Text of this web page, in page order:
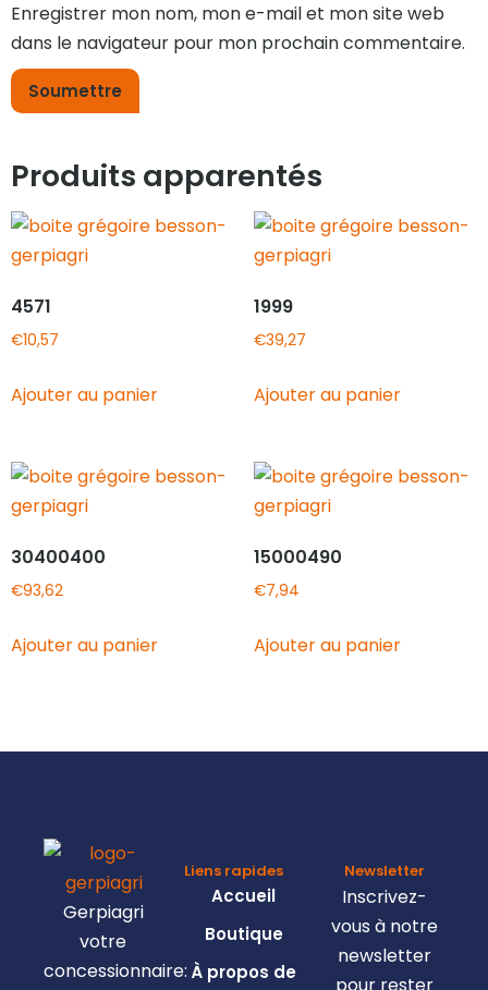
Enregistrer mon nom, mon e-mail et mon site web
dans le navigateur pour mon prochain commentaire.
Produits apparentés
4571
€10,57
Ajouter au panier
1999
€39,27
Ajouter au panier
30400400
€93,62
Ajouter au panier
15000490
€7,94
Ajouter au panier
Gerpiagri
votre
concessionnaire:
Liens rapides
Accueil
Boutique
À propos de
Newsletter
Inscrivez-
vous à notre
newsletter
pour rester